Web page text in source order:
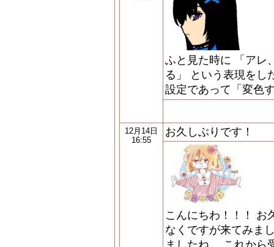
ふと見た時に 「アレ
る」 という表現をし
設定であって「変色
12月14日
16:55
お久しぶりです！
こんにちわ！！！ お
なくですが来てみま
ましたね… これから